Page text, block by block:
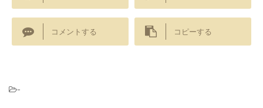
コメントする コピーする
-